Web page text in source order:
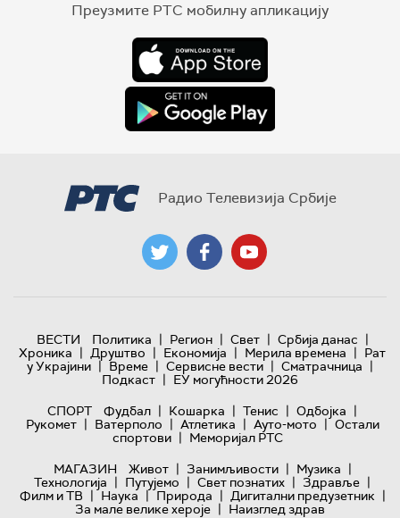
Преузмите РТС мобилну апликацију
Радио Телевизија Србије
ВЕСТИ Политика | Регион | Свет | Србија данас |
Хроника | Друштво | Економија | Мерила времена | Рат
у Украјини | Време | Сервисне вести | Сматрачница |
Подкаст | ЕУ могућности 2026
СПОРТ
Фудбал | Кошарка | Тенис | Одбојка |
Рукомет | Ватерполо | Атлетика | Ауто-мото | Остали
спортови | Меморијал РТС
МАГАЗИН
Живот | Занимљивости | Музика |
Технологијa | Путујемо | Свет познатих | Здравље |
Филм и ТВ | Наука | Природа | Дигитални предузетник |
За мале велике хероје | Наизглед здрав